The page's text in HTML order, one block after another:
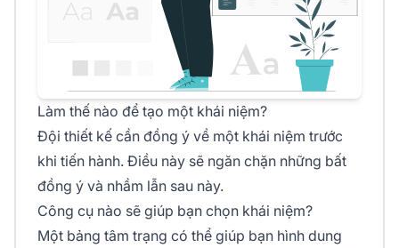
Làm thế nào để tạo một khái niệm?
Đội thiết kế cần đồng ý về một khái niệm trước
khi tiến hành. Điều này sẽ ngăn chặn những bất
đồng ý và nhầm lẫn sau này.
Công cụ nào sẽ giúp bạn chọn khái niệm?
Một bảng tâm trạng có thể giúp bạn hình dung